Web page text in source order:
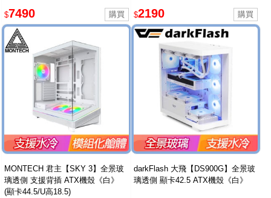
$7490 $2190
MONTECH 君主【SKY 3】全景玻
璃透側 支援背插 ATX機殼《白》
(顯卡44.5/U高18.5)
darkFlash 大飛【DS900G】全景玻
璃透側 顯卡42.5 ATX機殼《白》